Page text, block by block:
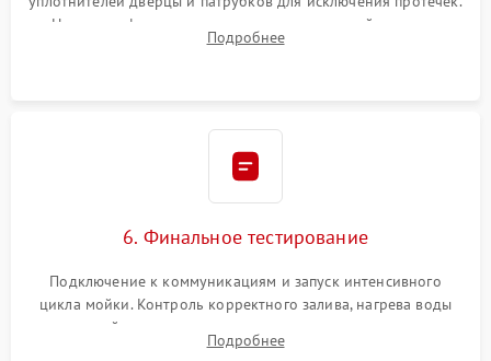
Надежная фиксация хомутов гидравлической системы,
сборка корпуса и установка датчика поплавка.
Подробнее
6. Финальное тестирование
Подключение к коммуникациям и запуск интенсивного
цикла мойки. Контроль корректного залива, нагрева воды
до нужной температуры, отсутствия посторонних шумов,
штатного слива и абсолютной сухости в поддоне.
Подробнее